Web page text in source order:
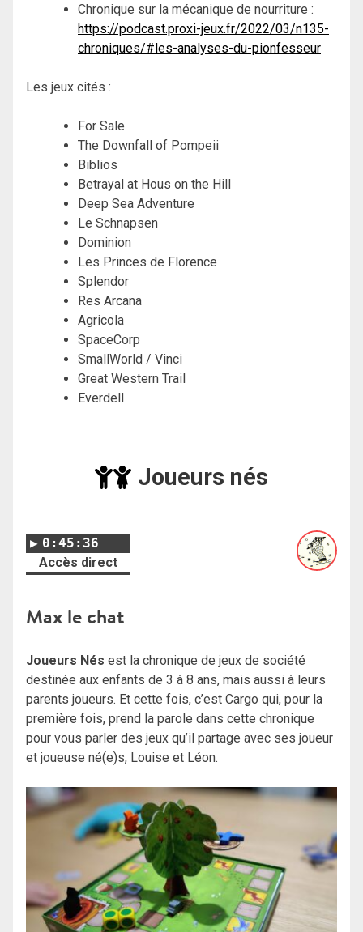
Chronique sur la mécanique de nourriture :
https://podcast.proxi-jeux.fr/2022/03/n135-
chroniques/#les-analyses-du-pionfesseur
Les jeux cités :
For Sale
The Downfall of Pompeii
Biblios
Betrayal at Hous on the Hill
Deep Sea Adventure
Le Schnapsen
Dominion
Les Princes de Florence
Splendor
Res Arcana
Agricola
SpaceCorp
SmallWorld / Vinci
Great Western Trail
Everdell
Joueurs nés
0:45:36
Accès direct
Max le chat
Joueurs Nés est la chronique de jeux de société
destinée aux enfants de 3 à 8 ans, mais aussi à leurs
parents joueurs. Et cette fois, c’est Cargo qui, pour la
première fois, prend la parole dans cette chronique
pour vous parler des jeux qu’il partage avec ses joueur
et joueuse né(e)s, Louise et Léon.